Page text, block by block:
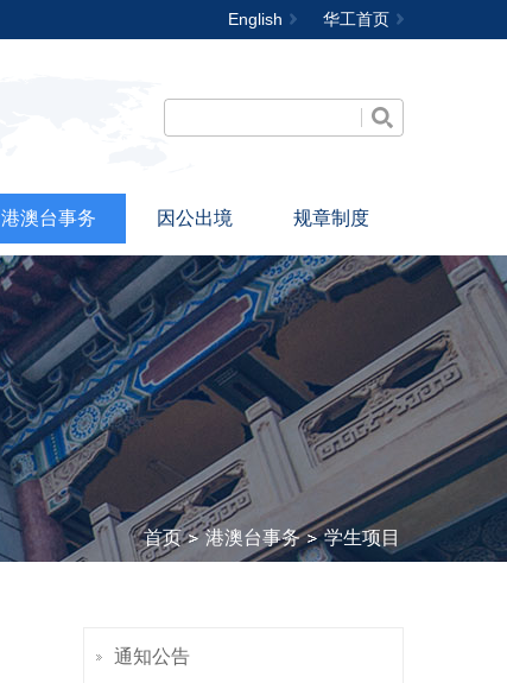
English 华工首页
港澳台事务 因公出境 规章制度
首页 港澳台事务 学生项目
通知公告